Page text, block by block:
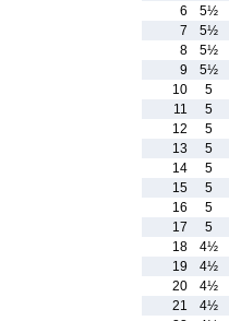
6
5½
7
5½
8
5½
9
5½
10
5
11
5
12
5
13
5
14
5
15
5
16
5
17
5
18
4½
19
4½
20
4½
21
4½